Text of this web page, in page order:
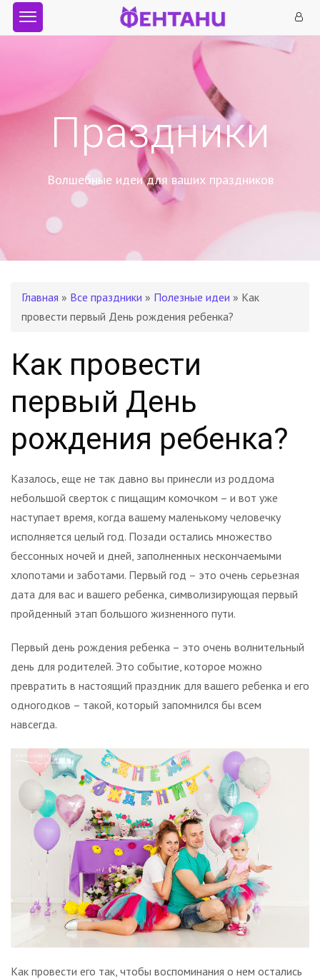
Праздники
Волшебные идеи для ваших праздников
Главная » Все праздники » Полезные идеи » Как
провести первый День рождения ребенка?
Как провести
первый День
рождения ребенка?
Казалось, еще не так давно вы принесли из роддома
небольшой сверток с пищащим комочком – и вот уже
наступает время, когда вашему маленькому человечку
исполняется целый год. Позади остались множество
бессонных ночей и дней, заполненных нескончаемыми
хлопотами и заботами. Первый год – это очень серьезная
дата для вас и вашего ребенка, символизирующая первый
пройденный этап большого жизненного пути.
Первый день рождения ребенка – это очень волнительный
день для родителей. Это событие, которое можно
превратить в настоящий праздник для вашего ребенка и его
одногодков – такой, который запомнился бы всем
навсегда.
Как провести его так, чтобы воспоминания о нем остались